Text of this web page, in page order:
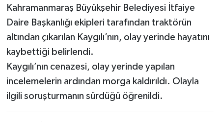
Kahramanmaraş Büyükşehir Belediyesi İtfaiye
Daire Başkanlığı ekipleri tarafından traktörün
altından çıkarılan Kaygılı’nın, olay yerinde hayatını
kaybettiği belirlendi.
Kaygılı’nın cenazesi, olay yerinde yapılan
incelemelerin ardından morga kaldırıldı. Olayla
ilgili soruşturmanın sürdüğü öğrenildi.